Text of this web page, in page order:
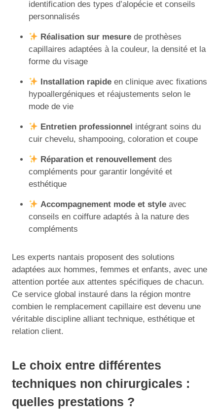
identification des types d’alopécie et conseils
personnalisés
Réalisation sur mesure de prothèses
capillaires adaptées à la couleur, la densité et la
forme du visage
Installation rapide en clinique avec fixations
hypoallergéniques et réajustements selon le
mode de vie
Entretien professionnel intégrant soins du
cuir chevelu, shampooing, coloration et coupe
Réparation et renouvellement des
compléments pour garantir longévité et
esthétique
Accompagnement mode et style avec
conseils en coiffure adaptés à la nature des
compléments
Les experts nantais proposent des solutions
adaptées aux hommes, femmes et enfants, avec une
attention portée aux attentes spécifiques de chacun.
Ce service global instauré dans la région montre
combien le remplacement capillaire est devenu une
véritable discipline alliant technique, esthétique et
relation client.
Le choix entre différentes
techniques non chirurgicales :
quelles prestations ?